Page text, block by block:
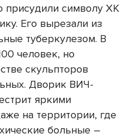
присудили символу ХК
Его вырезали из
туберкулезом. В
человек, но
скульпторов
Дворик ВИЧ-
яркими
на территории, где
больные –